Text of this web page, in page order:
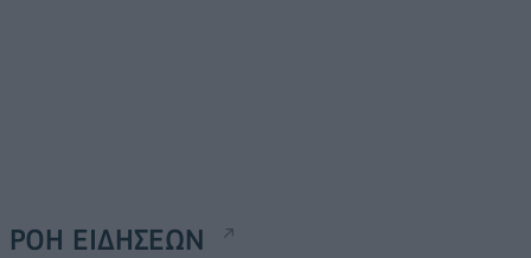
ΡΟΗ ΕΙΔΗΣΕΩΝ